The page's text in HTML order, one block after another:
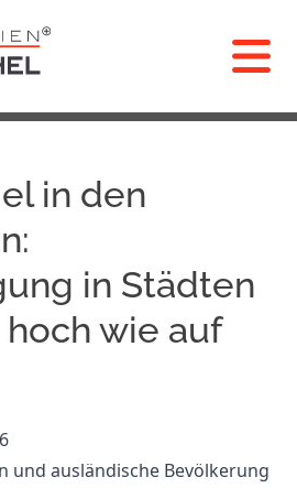
in den
in Städten
wie auf
und ausländische Bevölkerung